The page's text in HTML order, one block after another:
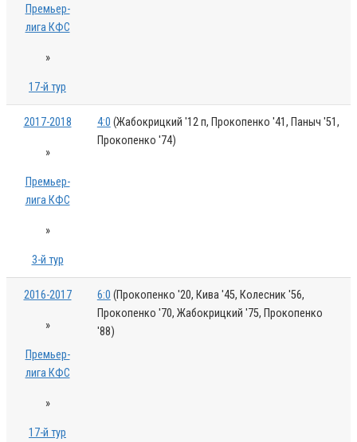
Премьер-
лига КФС
»
17-й тур
2017-2018
»
Премьер-
лига КФС
»
3-й тур
4:0 (Жабокрицкий '12 п, Прокопенко '41, Паныч '51,
Прокопенко '74)
2016-2017
»
Премьер-
лига КФС
»
17-й тур
6:0 (Прокопенко '20, Кива '45, Колесник '56,
Прокопенко '70, Жабокрицкий '75, Прокопенко
'88)